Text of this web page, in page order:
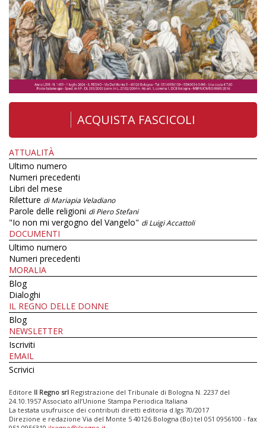
ACQUISTA FASCICOLI
ATTUALITÀ
Ultimo numero
Numeri precedenti
Libri del mese
Riletture di Mariapia Veladiano
Parole delle religioni di Piero Stefani
"Io non mi vergogno del Vangelo" di Luigi Accattoli
DOCUMENTI
Ultimo numero
Numeri precedenti
MORALIA
Blog
Dialoghi
IL REGNO DELLE DONNE
Blog
NEWSLETTER
Iscriviti
EMAIL
Scrivici
Editore Il Regno srl Registrazione del Tribunale di Bologna N. 2237 del
24.10.1957 Associato all’Unione Stampa Periodica Italiana
La testata usufruisce dei contributi diretti editoria d.lgs 70/2017
Direzione e redazione Via del Monte 5 40126 Bologna (Bo) tel 051 0956100 - fax